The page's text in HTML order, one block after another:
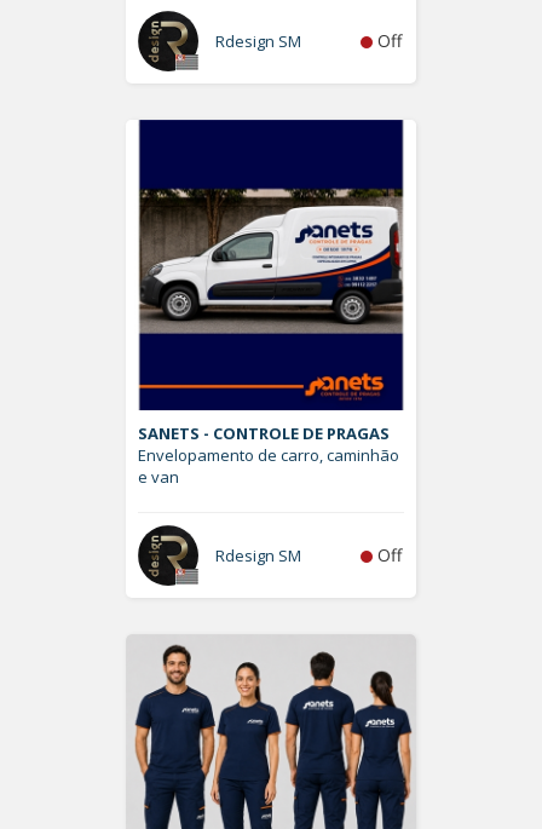
Rdesign SM Off
SANETS - CONTROLE DE PRAGAS
Envelopamento de carro, caminhão
e van
Rdesign SM Off